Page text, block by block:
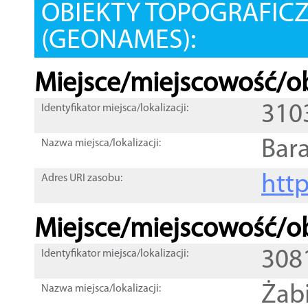
OBIEKTY
(GEONAMES):
Miejsce/miejscowość/
Identyfikator miejsca/lokalizacji:
Nazwa miejsca/lokalizacji:
Adres URI zasobu:
Miejsce/miejscowość/
Identyfikator miejsca/lokalizacji:
Nazwa miejsca/lokalizacji: